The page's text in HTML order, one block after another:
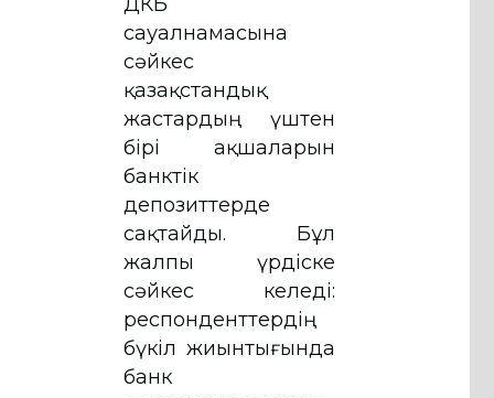
сауалнамасына
сәйкес
қазақстандық
жастардың үштен
бірі ақшаларын
банктік
депозиттерде
сақтайды. Бұл
жалпы үрдіске
сәйкес келеді:
респонденттердің
бүкіл жиынтығында
банк